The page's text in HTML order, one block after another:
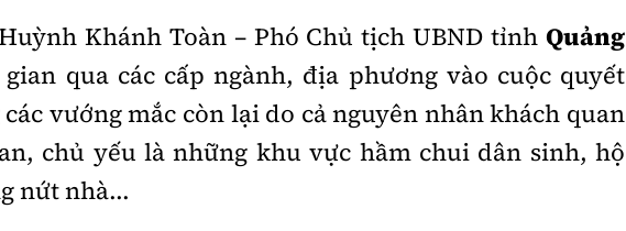
Khánh Toàn – Phó Chủ tịch UBND tỉnhQuảng
qua các cấp ngành, địa phương vào cuộc quyết
vướng mắc còn lại do cả nguyên nhân khách quan
chủ yếu là những khu vực hầm chui dân sinh, hộ
nứt nhà...